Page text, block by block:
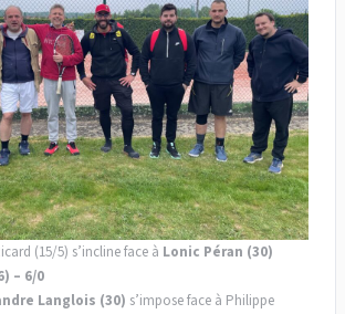
(15/5) s’incline face à Lonic Péran (30)
– 6/0
Langlois (30) s’impose face à Philippe